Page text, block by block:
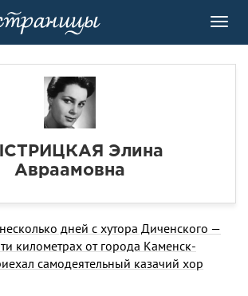
Элина
Авраамовна
дней с хутора Диченского —
километрах от города Каменск-
самодеятельный казачий хор